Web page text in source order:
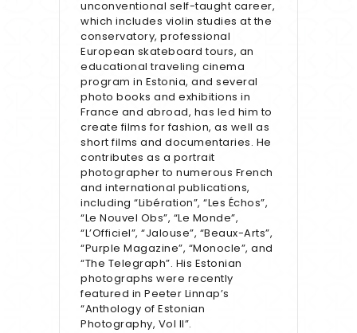
unconventional self-taught career,
which includes violin studies at the
conservatory, professional
European skateboard tours, an
educational traveling cinema
program in Estonia, and several
photo books and exhibitions in
France and abroad, has led him to
create films for fashion, as well as
short films and documentaries. He
contributes as a portrait
photographer to numerous French
and international publications,
including “Libération”, “Les Échos”,
“Le Nouvel Obs”, “Le Monde”,
“L’Officiel”, “Jalouse”, “Beaux-Arts”,
“Purple Magazine”, “Monocle”, and
“The Telegraph”. His Estonian
photographs were recently
featured in Peeter Linnap’s
“Anthology of Estonian
Photography, Vol II”.